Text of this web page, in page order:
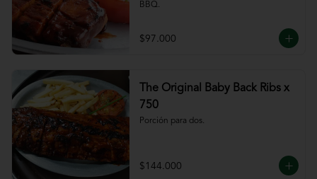
BBQ.
$97.000
The Original Baby Back Ribs x
750
Porción para dos.
$144.000